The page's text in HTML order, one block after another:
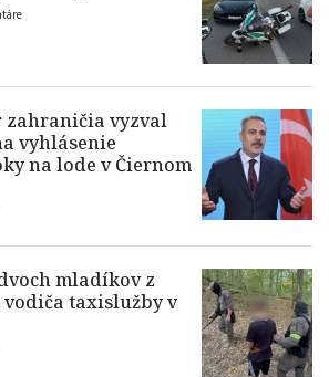
zahraničia vyzval
vyhlásenie
na lode v Čiernom
mladíkov z
taxislužby v